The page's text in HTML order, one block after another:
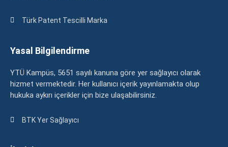
Türk Patent Tescilli Marka
Yasal Bilgilendirme
YTÜ Kampüs, 5651 sayılı kanuna göre yer sağlayıcı olarak
hizmet vermektedir. Her kullanıcı içerik yayınlamakta olup
hukuka aykırı içerikler için bize ulaşabilirsiniz.
BTK Yer Sağlayıcı